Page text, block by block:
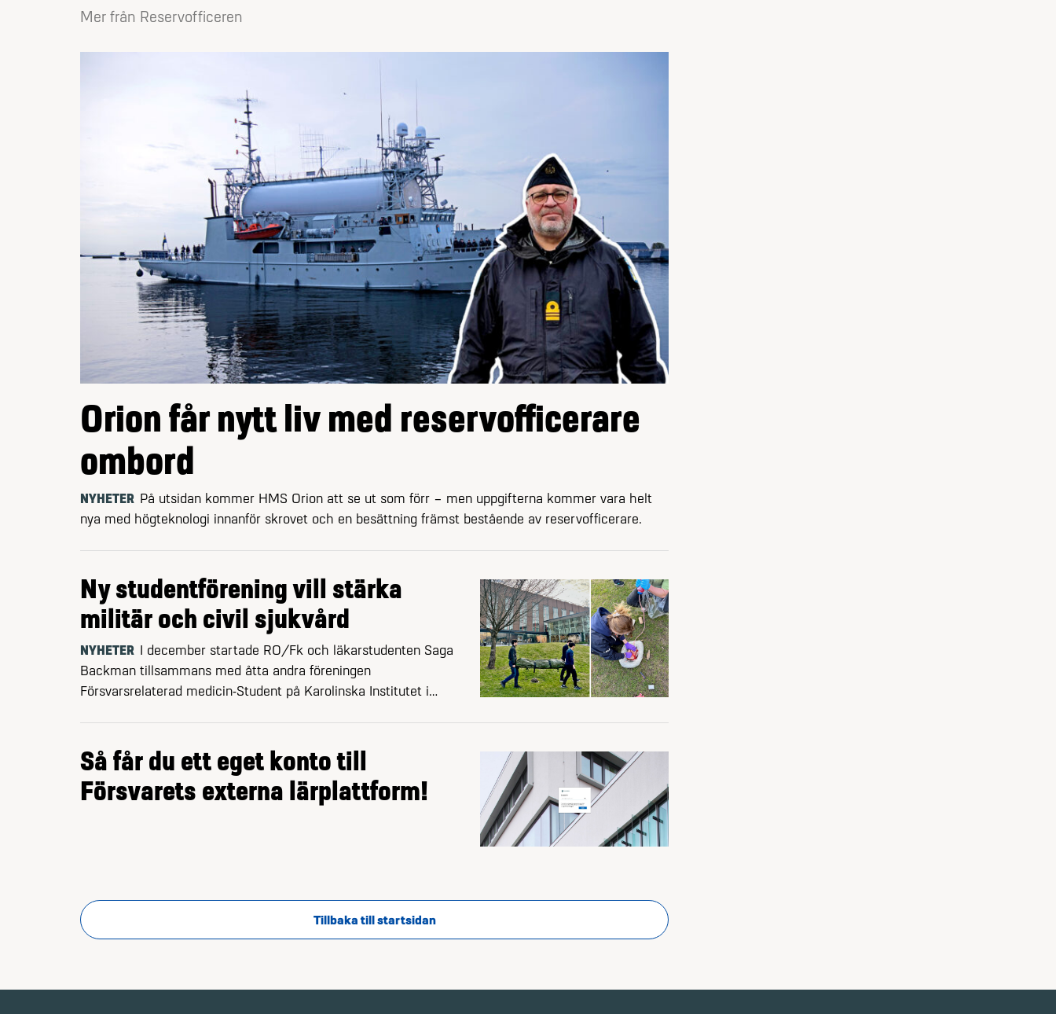
Mer från Reservofficeren
Orion får nytt liv med reservofficerare
ombord
NYHETER På utsidan kommer HMS Orion att se ut som förr – men uppgifterna kommer vara helt
nya med högteknologi innanför skrovet och en besättning främst bestående av reserv­officerare.
Ny studentförening vill stärka
militär och civil sjukvård
NYHETER I december startade RO/Fk och läkarstudenten Saga
Backman tillsammans med åtta andra föreningen
Försvarsrelaterad medicin-Student på Karolinska Institutet i
Så får du ett eget konto till
Försvarets externa lärplattform!
Tillbaka till startsidan